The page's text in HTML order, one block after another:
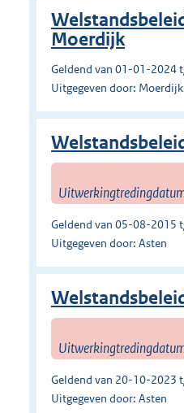
Moerdijk
Geldend van 01-01-2024
Uitgegeven door: Moerdijk
Geldend van 05-08-2015
Uitgegeven door: Asten
Geldend van 20-10-2023
Uitgegeven door: Asten